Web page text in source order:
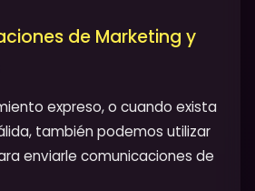
de Marketing y
expreso, o cuando exista
también podemos utilizar
enviarle comunicaciones de